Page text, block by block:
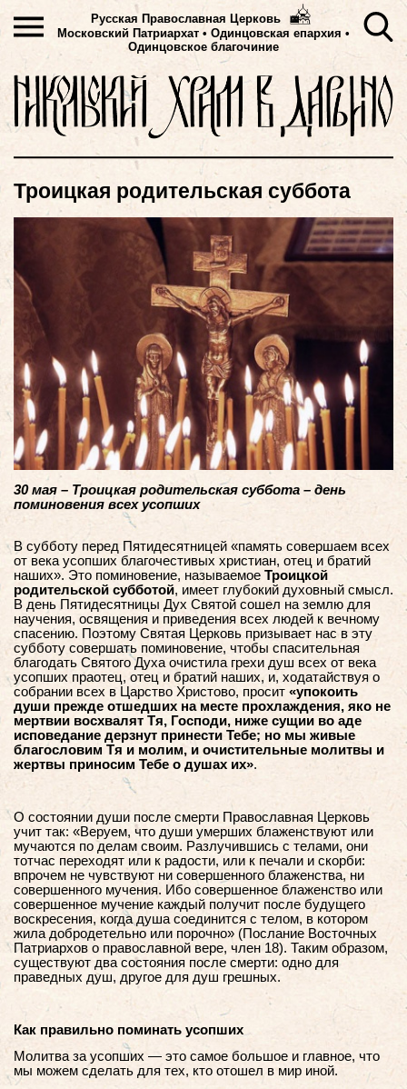
Русская Православная Церковь
Московский Патриархат • Одинцовская епархия •
Одинцовское благочиние
Троицкая родительская суббота
30 мая – Троицкая родительская суббота – день
поминовения всех усопших
В субботу перед Пятидесятницей «память совершаем всех
от века усопших благочестивых христиан, отец и братий
наших». Это поминовение, называемое Троицкой
родительской субботой, имеет глубокий духовный смысл.
В день Пятидесятницы Дух Святой сошел на землю для
научения, освящения и приведения всех людей к вечному
спасению. Поэтому Святая Церковь призывает нас в эту
субботу совершать поминовение, чтобы спасительная
благодать Святого Духа очистила грехи душ всех от века
усопших праотец, отец и братий наших, и, ходатайствуя о
собрании всех в Царство Христово, просит «упокоить
души прежде отшедших на месте прохлаждения, яко не
мертвии восхвалят Тя, Господи, ниже сущии во аде
исповедание дерзнут принести Тебе; но мы живые
благословим Тя и молим, и очистительные молитвы и
жертвы приносим Тебе о душах их».
О состоянии души после смерти Православная Церковь
учит так: «Веруем, что души умерших блаженствуют или
мучаются по делам своим. Разлучившись с телами, они
тотчас переходят или к радости, или к печали и скорби:
впрочем не чувствуют ни совершенного блаженства, ни
совершенного мучения. Ибо совершенное блаженство или
совершенное мучение каждый получит после будущего
воскресения, когда душа соединится с телом, в котором
жила добродетельно или порочно» (Послание Восточных
Патриархов о православной вере, член 18). Таким образом,
существуют два состояния после смерти: одно для
праведных душ, другое для душ грешных.
Как правильно поминать усопших
Молитва за усопших — это самое большое и главное, что
мы можем сделать для тех, кто отошел в мир иной.